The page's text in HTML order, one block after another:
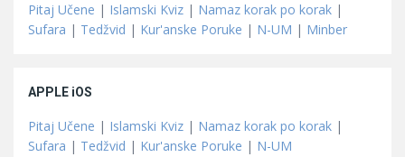
Pitaj Učene | Islamski Kviz | Namaz korak po korak |
Sufara | Tedžvid | Kur'anske Poruke | N-UM | Minber
APPLE iOS
Pitaj Učene | Islamski Kviz | Namaz korak po korak |
Sufara | Tedžvid | Kur'anske Poruke | N-UM